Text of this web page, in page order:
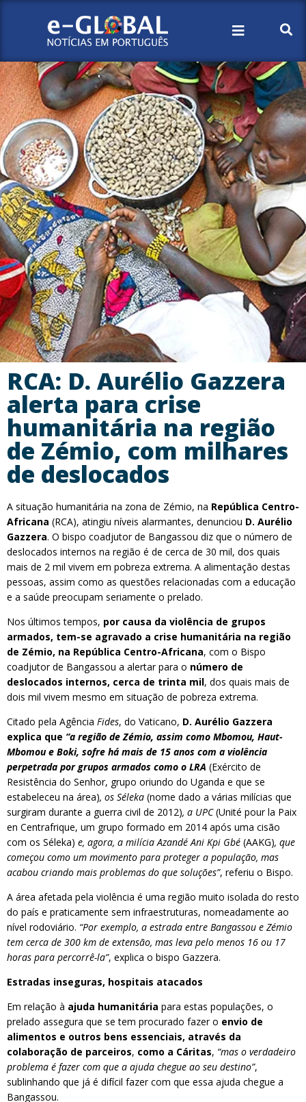
RCA: D. Aurélio Gazzera
alerta para crise
humanitária na região
de Zémio, com milhares
de deslocados
A situação humanitária na zona de Zémio, na República Centro-
Africana (RCA), atingiu níveis alarmantes, denunciou D. Aurélio
Gazzera. O bispo coadjutor de Bangassou diz que o número de
deslocados internos na região é de cerca de 30 mil, dos quais
mais de 2 mil vivem em pobreza extrema. A alimentação destas
pessoas, assim como as questões relacionadas com a educação
e a saúde preocupam seriamente o prelado.
Nos últimos tempos, por causa da violência de grupos
armados, tem-se agravado a crise humanitária na região
de Zémio, na República Centro-Africana, com o Bispo
coadjutor de Bangassou a alertar para o número de
deslocados internos, cerca de trinta mil, dos quais mais de
dois mil vivem mesmo em situação de pobreza extrema.
Citado pela Agência Fides, do Vaticano, D. Aurélio Gazzera
explica que “a região de Zémio, assim como Mbomou, Haut-
Mbomou e Boki, sofre há mais de 15 anos com a violência
perpetrada por grupos armados como o LRA (Exército de
Resistência do Senhor, grupo oriundo do Uganda e que se
estabeleceu na área), os Séleka (nome dado a várias milícias que
surgiram durante a guerra civil de 2012), a UPC(Unité pour la Paix
en Centrafrique, um grupo formado em 2014 após uma cisão
com os Séleka) e, agora, a milícia Azandé Ani Kpi Gbé (AAKG), que
começou como um movimento para proteger a população, mas
acabou criando mais problemas do que soluções”, referiu o Bispo.
A área afetada pela violência é uma região muito isolada do resto
do país e praticamente sem infraestruturas, nomeadamente ao
nível rodoviário. “Por exemplo, a estrada entre Bangassou e Zémio
tem cerca de 300 km de extensão, mas leva pelo menos 16 ou 17
horas para percorrê-la”, explica o bispo Gazzera.
Estradas inseguras, hospitais atacados
Em relação à ajuda humanitária para estas populações, o
prelado assegura que se tem procurado fazer o envio de
alimentos e outros bens essenciais, através da
colaboração de parceiros, como a Cáritas, “mas o verdadeiro
problema é fazer com que a ajuda chegue ao seu destino”,
sublinhando que já é difícil fazer com que essa ajuda chegue a
Bangassou.